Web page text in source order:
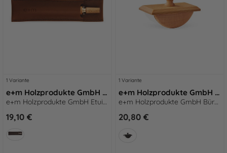
1 Variante
e+m Holzprodukte GmbH Etuis STIFT-ETUI S cognac
e+m Holzprodukte GmbH Etuis STIFT-ETUI S cognac
19,10 €
1 Variante
e+m Holzprodukte GmbH Büro-Accessoires QUENCH MINI natur
e+m Holzprodukte GmbH Büro-Accessoires QUENCH MINI natur
20,80 €